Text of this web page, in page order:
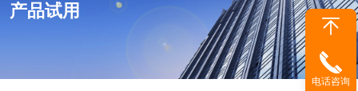
产品试用
电话咨询